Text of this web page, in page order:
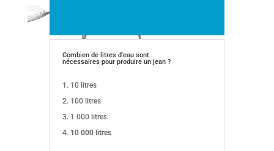
Combien de litres d'eau sont
nécessaires pour produire un jean ?
10 litres
100 litres
1 000 litres
10 000 litres